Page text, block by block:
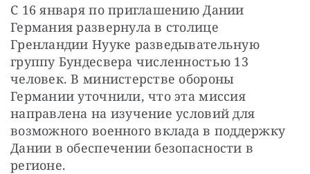
С 16 января по приглашению Дании
Германия развернула в столице
Гренландии Нууке разведывательную
группу Бундесвера численностью 13
человек. В министерстве обороны
Германии уточнили, что эта миссия
направлена на изучение условий для
возможного военного вклада в поддержку
Дании в обеспечении безопасности в
регионе.